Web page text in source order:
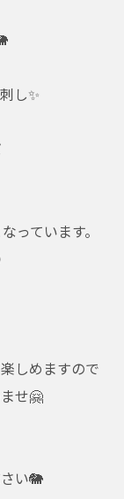
し✨
っています。
しめますので
せ🤗
い🐘